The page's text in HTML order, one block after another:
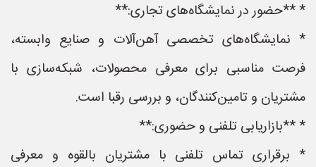
* **حضور در نمایشگاه‌های تجاری:**
* نمایشگاه‌های تخصصی آهن‌آلات و صنایع وابسته،
فرصت مناسبی برای معرفی محصولات، شبکه‌سازی با
مشتریان و تامین‌کنندگان، و بررسی رقبا است.
* **بازاریابی تلفنی و حضوری:**
* برقراری تماس تلفنی با مشتریان بالقوه و معرفی